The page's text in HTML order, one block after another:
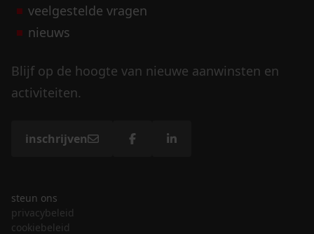
veelgestelde vragen
nieuws
Blijf op de hoogte van nieuwe aanwinsten en
activiteiten.
inschrijven
steun ons
privacybeleid
cookiebeleid